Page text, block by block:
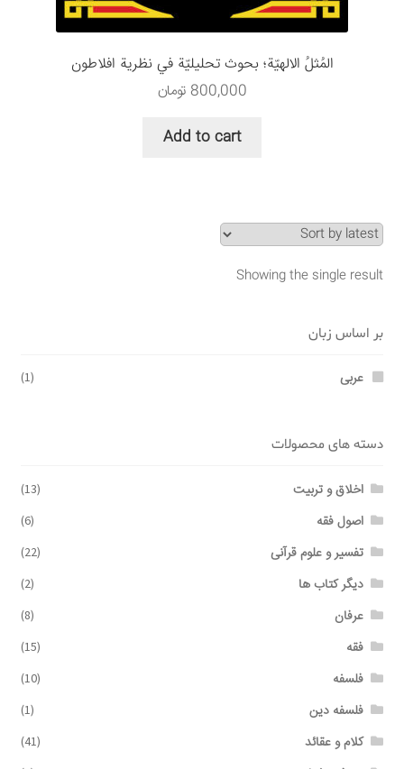
قوانین و مقررات
المُثلُ الالهيّة؛ بحوث تحليلیّة في نظرية افلاطون
800,000 تومان
Add to cart
Showing the single result
بر اساس زبان
عربی (1)
دسته های محصولات
اخلاق و تربیت (13)
اصول فقه (6)
تفسیر و علوم قرآنی (22)
دیگر کتاب ها (2)
عرفان (8)
فقه (15)
فلسفه (10)
فلسفه دین (1)
کلام و عقائد (41)